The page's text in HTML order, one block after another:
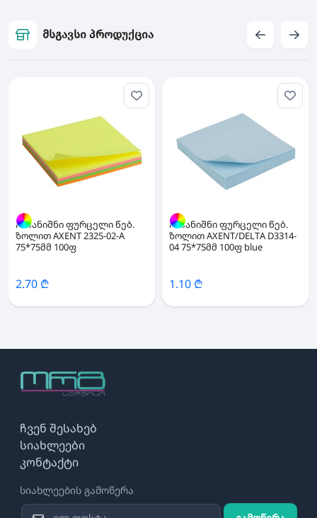
მსგავსი პროდუქცია
ჩასანიშნი ფურცელი წებ.
ზოლით AXENT 2325-02-A
75*75მმ 100ფ
2.70 ₾
ჩასანიშნი ფურცელი წებ.
ზოლით AXENT/DELTA D3314-
04 75*75მმ 100ფ blue
1.10 ₾
ჩვენ შესახებ
სიახლეები
კონტაქტი
სიახლეების გამოწერა